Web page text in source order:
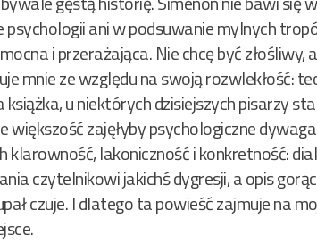
ani w podsuwanie mylnych
i przerażająca. Nie chcę być
mnie ze względu na swoją rozwlekłość:
u niektórych dzisiejszych pisarzy
zajęłyby psychologiczne
klarowność, lakoniczność i konkretność:
czytelnikowi jakichś dygresji, a opis
czuje. I dlatego ta powieść zajmuje na